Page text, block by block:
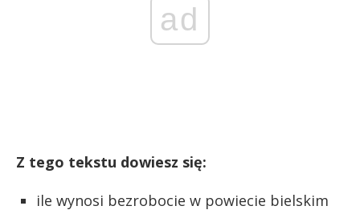
ad
Z tego tekstu dowiesz się:
ile wynosi bezrobocie w powiecie bielskim